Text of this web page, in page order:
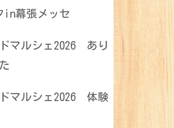
in幕張メッセ
マルシェ2026 あり
マルシェ2026 体験